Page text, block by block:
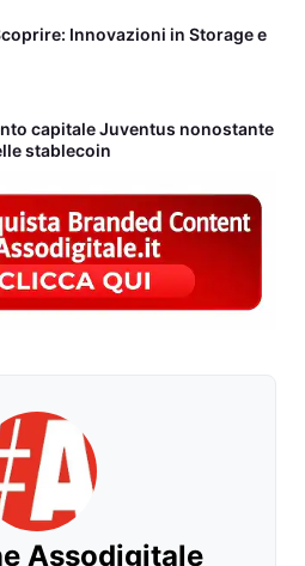
Innovazioni in Storage e
capitale Juventus nonostante
stablecoin
Assodigitale